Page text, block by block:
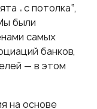
„с потолка“,
были
самых
банков,
— в этом
на основе